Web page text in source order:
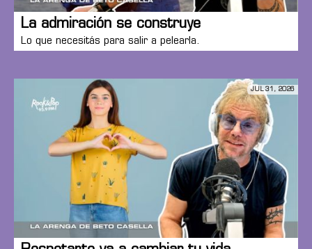
La admiración se construye
Lo que necesitás para salir a pelearla.
JUL 31, 2026